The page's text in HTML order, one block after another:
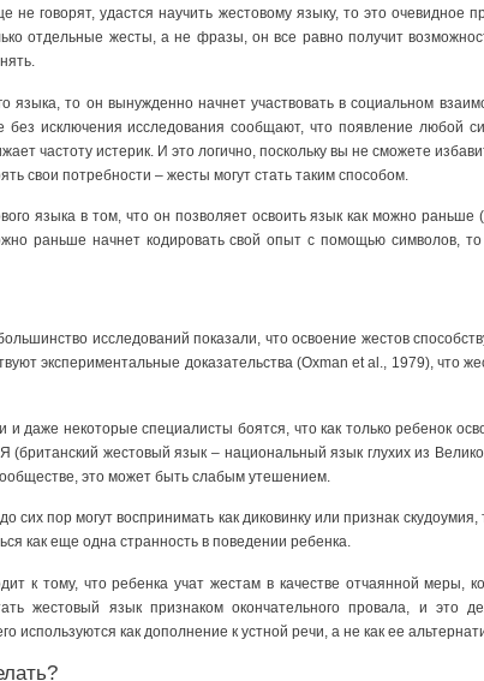
не говорят, удастся научить жестовому языку, то это очевидное
отдельные жесты, а не фразы, он все равно получит
языка, то он вынужденно начнет участвовать в социальном
исключения исследования сообщают, что появление любой
частоту истерик. И это логично, поскольку вы не сможете
свои потребности – жесты могут стать таким способом.
языка в том, что он позволяет освоить язык как можно
раньше начнет кодировать свой опыт с помощью символов, то
исследований показали, что освоение жестов
экспериментальные доказательства (Oxman et al., 1979), что
даже некоторые специалисты боятся, что как только ребенок
(британский жестовый язык – национальный язык глухих из
это может быть слабым утешением.
сих пор могут воспринимать как диковинку или признак
как еще одна странность в поведении ребенка.
к тому, что ребенка учат жестам в качестве отчаянной меры,
жестовый язык признаком окончательного провала, и это
как дополнение к устной речи, а не как ее